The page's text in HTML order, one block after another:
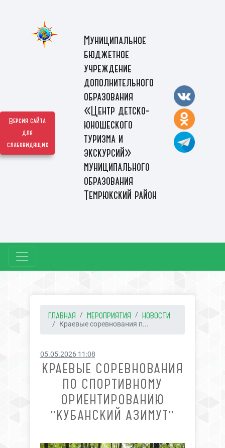
Версия сайта
для
слабовидящих
Муниципальное
бюджетное
учреждение
дополнительного
образования
«Центр детско-
юношеского
туризма и
экскурсий»
муниципального
образования
Темрюкский район
ГЛАВНАЯ МЕРОПРИЯТИЯ НОВОСТИ
Краевые соревнования п...
05.05.2026 11:08
КРАЕВЫЕ СОРЕВНОВАНИЯ
ПО СПОРТИВНОМУ
ОРИЕНТИРОВАНИЮ
"КУБАНСКИЙ АЗИМУТ"